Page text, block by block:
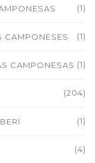
(1)
CAMPONESES (1)
CAMPONESAS (1)
(204)
(1)
(4)